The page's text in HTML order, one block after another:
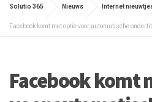
Solutio 365 Nieuws Internet
Facebook komt met optie voor automatische
Facebook komt